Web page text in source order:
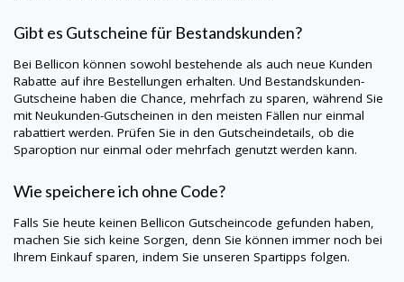
Gibt es Gutscheine für Bestandskunden?
Bei Bellicon können sowohl bestehende als auch neue Kunden
Rabatte auf ihre Bestellungen erhalten. Und Bestandskunden-
Gutscheine haben die Chance, mehrfach zu sparen, während Sie
mit Neukunden-Gutscheinen in den meisten Fällen nur einmal
rabattiert werden. Prüfen Sie in den Gutscheindetails, ob die
Sparoption nur einmal oder mehrfach genutzt werden kann.
Wie speichere ich ohne Code?
Falls Sie heute keinen Bellicon Gutscheincode gefunden haben,
machen Sie sich keine Sorgen, denn Sie können immer noch bei
Ihrem Einkauf sparen, indem Sie unseren Spartipps folgen.